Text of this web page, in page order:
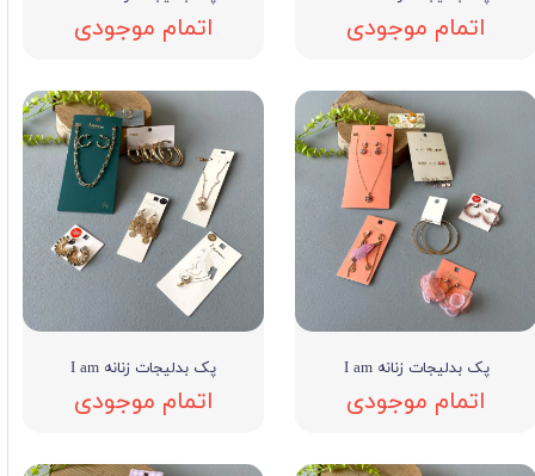
اتمام موجودی اتمام موجودی
پک بدلیجات زنانه I am
اتمام موجودی
پک بدلیجات زنانه I am
اتمام موجودی